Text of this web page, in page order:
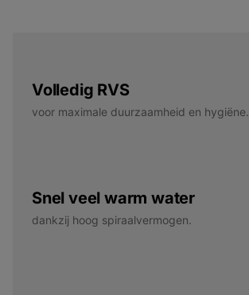
Volledig RVS
voor maximale duurzaamheid en hygiëne.
Snel veel warm water
dankzij hoog spiraalvermogen.